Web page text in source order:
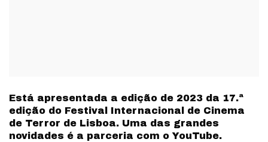
Está apresentada a edição de 2023 da 17.ª
edição do Festival Internacional de Cinema
de Terror de Lisboa. Uma das grandes
novidades é a parceria com o YouTube.